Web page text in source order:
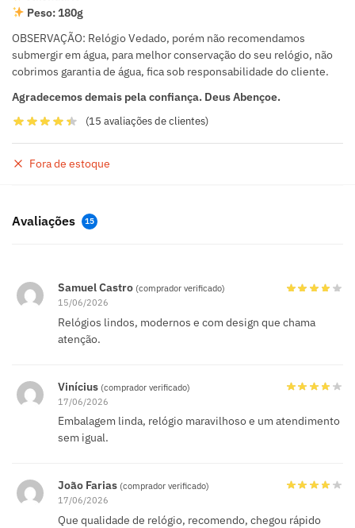
Peso: 180g
OBSERVAÇÃO: Relógio Vedado, porém não recomendamos
submergir em água, para melhor conservação do seu relógio, não
cobrimos garantia de água, fica sob responsabilidade do cliente.
Agradecemos demais pela confiança. Deus Abençoe.
(15 avaliações de clientes)
Fora de estoque
Avaliações 15
Samuel Castro (comprador verificado)
15/06/2026
Relógios lindos, modernos e com design que chama
atenção.
Vinícius (comprador verificado)
17/06/2026
Embalagem linda, relógio maravilhoso e um atendimento
sem igual.
João Farias (comprador verificado)
17/06/2026
Que qualidade de relógio, recomendo, chegou rápido